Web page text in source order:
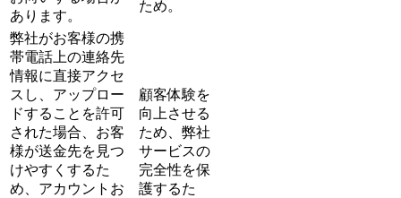
あります。
ため。
弊社がお客様の携
帯電話上の連絡先
情報に直接アクセ
スし、アップロー
ドすることを許可
された場合、お客
様が送金先を見つ
けやすくするた
め、アカウントお
顧客体験を
向上させる
ため、弊社
サービスの
完全性を保
護するた